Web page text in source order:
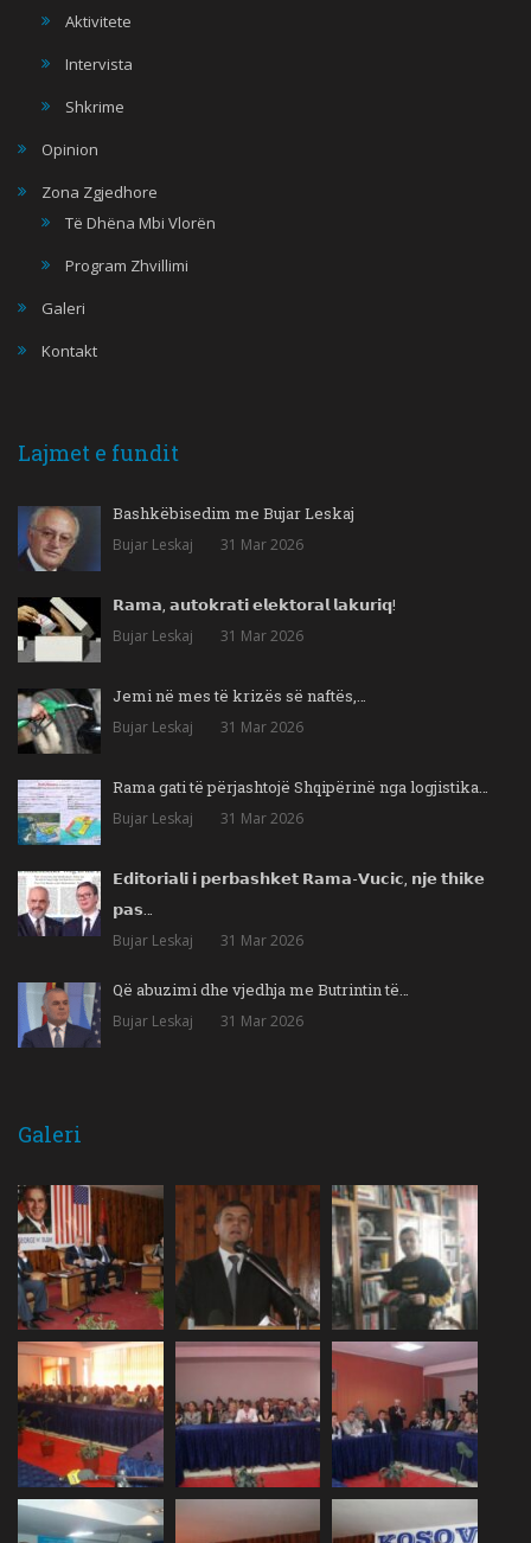
Aktivitete
Intervista
Shkrime
Opinion
Zona Zgjedhore
Të Dhëna Mbi Vlorën
Program Zhvillimi
Galeri
Kontakt
Lajmet e fundit
Bashkëbisedim me Bujar Leskaj
Bujar Leskaj 31 Mar 2026
𝗥𝗮𝗺𝗮, 𝗮𝘂𝘁𝗼𝗸𝗿𝗮𝘁𝗶 𝗲𝗹𝗲𝗸𝘁𝗼𝗿𝗮𝗹 𝗹𝗮𝗸𝘂𝗿𝗶𝗾!
Bujar Leskaj 31 Mar 2026
Jemi në mes të krizës së naftës,…
Bujar Leskaj 31 Mar 2026
Rama gati të përjashtojë Shqipërinë nga logjistika…
Bujar Leskaj 31 Mar 2026
𝗘𝗱𝗶𝘁𝗼𝗿𝗶𝗮𝗹𝗶 𝗶 𝗽𝗲𝗿𝗯𝗮𝘀𝗵𝗸𝗲𝘁 𝗥𝗮𝗺𝗮-𝗩𝘂𝗰𝗶𝗰, 𝗻𝗷𝗲 𝘁𝗵𝗶𝗸𝗲
𝗽𝗮𝘀…
Bujar Leskaj 31 Mar 2026
Që abuzimi dhe vjedhja me Butrintin të…
Bujar Leskaj 31 Mar 2026
Galeri